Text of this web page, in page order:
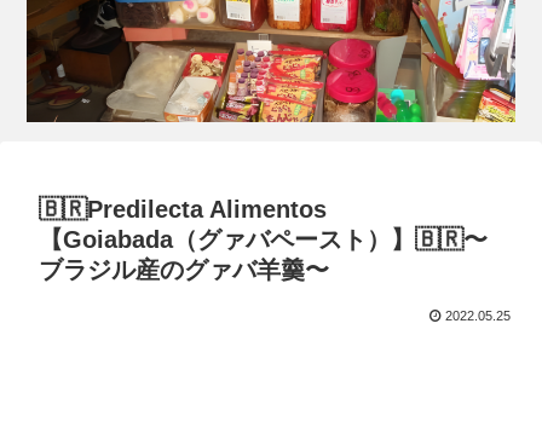
🇧🇷Predilecta Alimentos
【Goiabada（グァバペースト）】🇧🇷〜
ブラジル産のグァバ羊羹〜
2022.05.25